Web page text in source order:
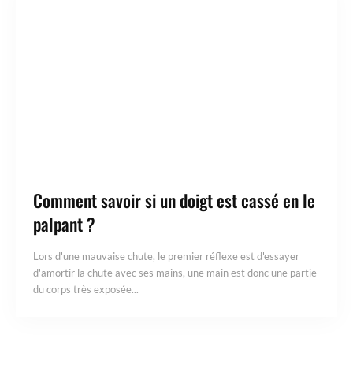
Comment savoir si un doigt est cassé en le
palpant ?
Lors d'une mauvaise chute, le premier réflexe est d'essayer
d'amortir la chute avec ses mains, une main est donc une partie
du corps très exposée...